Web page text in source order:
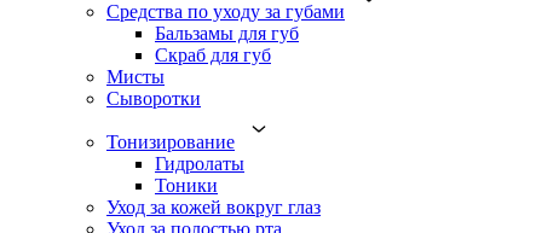
Средства по уходу за губами
Бальзамы для губ
Скраб для губ
Мисты
Сыворотки
Тонизирование
Гидролаты
Тоники
Уход за кожей вокруг глаз
Уход за полостью рта